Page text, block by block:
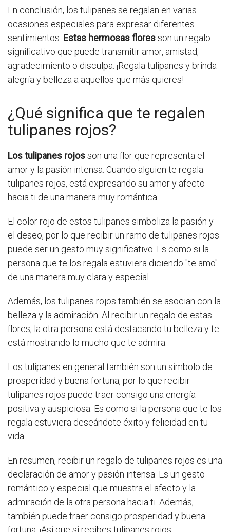
En conclusión, los tulipanes se regalan en varias
ocasiones especiales para expresar diferentes
sentimientos. Estas hermosas floresson un regalo
significativo que puede transmitir amor, amistad,
agradecimiento o disculpa. ¡Regala tulipanes y brinda
alegría y belleza a aquellos que más quieres!
¿Qué significa que te regalen
tulipanes rojos?
Los tulipanes rojosson una flor que representa el
amor y la pasión intensa. Cuando alguien te regala
tulipanes rojos, está expresando su amor y afecto
hacia ti de una manera muy romántica.
El color rojo de estos tulipanes simboliza la pasión y
el deseo, por lo que recibir un ramo de tulipanes rojos
puede ser un gesto muy significativo. Es como si la
persona que te los regala estuviera diciendo "te amo"
de una manera muy clara y especial.
Además, los tulipanes rojos también se asocian con la
belleza y la admiración. Al recibir un regalo de estas
flores, la otra persona está destacando tu belleza y te
está mostrando lo mucho que te admira.
Los tulipanes en general también son un símbolo de
prosperidad y buena fortuna, por lo que recibir
tulipanes rojos puede traer consigo una energía
positiva y auspiciosa. Es como si la persona que te los
regala estuviera deseándote éxito y felicidad en tu
vida.
En resumen, recibir un regalo de tulipanes rojos es una
declaración de amor y pasión intensa. Es un gesto
romántico y especial que muestra el afecto y la
admiración de la otra persona hacia ti. Además,
también puede traer consigo prosperidad y buena
fortuna. ¡Así que si recibes tulipanes rojos,